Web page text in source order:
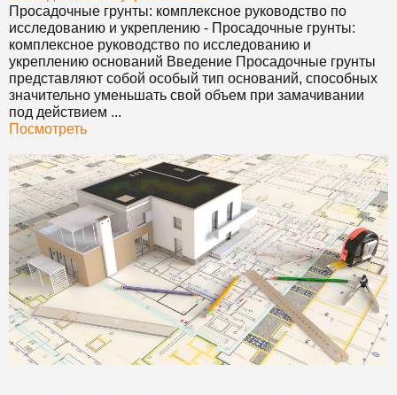
Просадочные грунты: комплексное руководство по
исследованию и укреплению - Просадочные грунты:
комплексное руководство по исследованию и
укреплению оснований Введение Просадочные грунты
представляют собой особый тип оснований, способных
значительно уменьшать свой объем при замачивании
под действием ...
Посмотреть